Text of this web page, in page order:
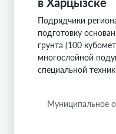
Подрядчики
подготовку
грунта (100
многослойной
специальной
Муниципальное